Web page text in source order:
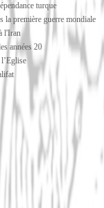
turque
la première guerre mondiale
l'Iran
années 20